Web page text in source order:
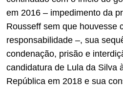
em 2016 – impedimento da
Rousseff sem que houvesse
responsabilidade –, sua
condenação, prisão e
candidatura de Lula da Silva
República em 2018 e sua